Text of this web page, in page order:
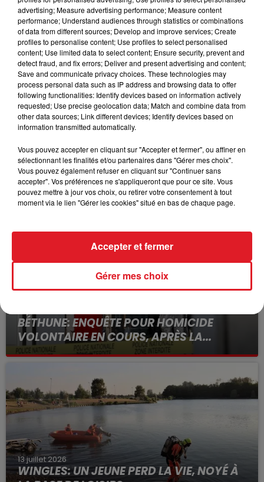
il vient tout de même de montrer un petit regain de
forme dans le GNT en finissant 8 éme. Si il se montre
sage, il pourrait gagner quelques rangs sur cette
sortie
13 BLACK JACK FORM (D4) :Avec lui impossible de
faire un pronostic, c'est quand il est decidé mais
E.Raffin sera au sulky pour le canaliser. Souvent
ecarté de mon prono, on tente le coup aujourd'hui.
FIL D'ACTUS
BÉTHUNE: ENQUÊTE POUR HOMICIDE
VOLONTAIRE EN COURS, APRÈS LA...
Selon les premiers éléments, le logement servait
13 juillet 2026
WINGLES: UN JEUNE PERD LA VIE, NOYÉ À
advertising; Measure advertising performance; Measure content
performance; Understand audiences through statistics or combinations
of data from different sources; Develop and improve services; Create
profiles to personalise content; Use profiles to select personalised
content; Use limited data to select content; Ensure security, prevent and
detect fraud, and fix errors; Deliver and present advertising and content;
Save and communicate privacy choices. These technologies may
process personal data such as IP address and browsing data to offer
following functionalities: Identify devices based on information actively
requested; Use precise geolocation data; Match and combine data from
other data sources; Link different devices; Identify devices based on
information transmitted automatically.
Vous pouvez accepter en cliquant sur "Accepter et fermer", ou affiner en
sélectionnant les finalités et/ou partenaires dans "Gérer mes choix".
Vous pouvez également refuser en cliquant sur "Continuer sans
accepter". Vos préférences ne s'appliqueront que pour ce site. Vous
pouvez mettre à jour vos choix, ou retirer votre consentement à tout
moment via le lien "Gérer les cookies" situé en bas de chaque page.
Gérer mes choix
Accepter et fermer